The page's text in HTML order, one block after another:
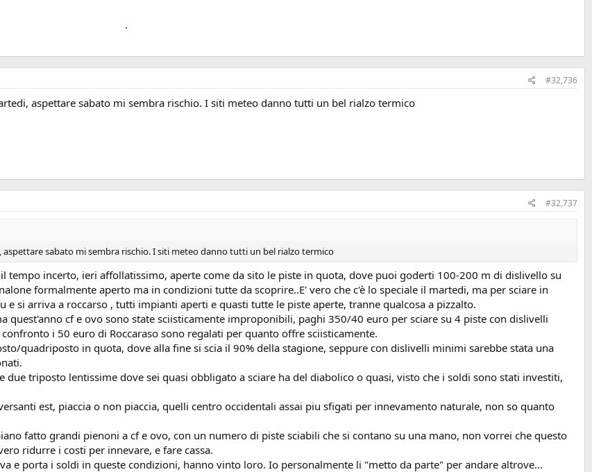
.
#32,736
aspettare sabato mi sembra rischio. I siti meteo danno tutti un bel rialzo termico
#32,737
sabato mi sembra rischio. I siti meteo danno tutti un bel rialzo termico
tempo incerto, ieri affollatissimo, aperte come da sito le piste in quota, dove puoi goderti 100-200 m di dislivello su
formalmente aperto ma in condizioni tutte da scoprire..E' vero che c'è lo speciale il martedi, ma per sciare in
si arriva a roccarso , tutti impianti aperti e quasti tutte le piste aperte, tranne qualcosa a pizzalto.
quest'anno cf e ovo sono state sciisticamente improponibili, paghi 350/40 euro per sciare su 4 piste con dislivelli
i 50 euro di Roccaraso sono regalati per quanto offre sciisticamente.
quadriposto in quota, dove alla fine si scia il 90% della stagione, seppure con dislivelli minimi sarebbe stata una
due triposto lentissime dove sei quasi obbligato a sciare ha del diabolico o quasi, visto che i soldi sono stati investiti,
est, piaccia o non piaccia, quelli centro occidentali assai piu sfigati per innevamento naturale, non so quanto
fatto grandi pienoni a cf e ovo, con un numero di piste sciabili che si contano su una mano, non vorrei che questo
ridurre i costi per innevare, e fare cassa.
e porta i soldi in queste condizioni, hanno vinto loro. Io personalmente li "metto da parte" per andare altrove...